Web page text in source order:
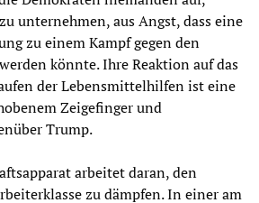
unternehmen, aus Angst, dass eine
zu einem Kampf gegen den
könnte. Ihre Reaktion auf das
der Lebensmittelhilfen ist eine
Zeigefinger und
Trump.
arbeitet daran, den
zu dämpfen. In einer am